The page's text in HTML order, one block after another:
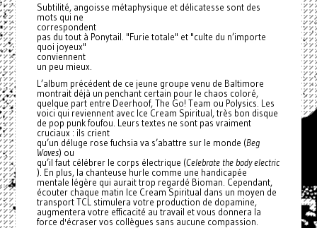
Subtilité, angoisse métaphysique et délicatesse sont des
mots qui ne
correspondent
pas du tout à Ponytail. "Furie totale" et "culte du n’importe
quoi joyeux"
conviennent
un peu mieux.
L’album précédent de ce jeune groupe venu de Baltimore
montrait déjà un penchant certain pour le chaos coloré,
quelque part entre Deerhoof, The Go! Team ou Polysics. Les
voici qui reviennent avec Ice Cream Spiritual, très bon disque
de pop punk foufou. Leurs textes ne sont pas vraiment
cruciaux : ils crient
qu’un déluge rose fuchsia va s’abattre sur le monde (Beg
Waves) ou
qu’il faut célébrer le corps électrique (Celebrate the body electric
). En plus, la chanteuse hurle comme une handicapée
mentale légère qui aurait trop regardé Bioman. Cependant,
écouter chaque matin Ice Cream Spiritual dans un moyen de
transport TCL stimulera votre production de dopamine,
augmentera votre efficacité au travail et vous donnera la
force d'écraser vos collègues sans aucune compassion.